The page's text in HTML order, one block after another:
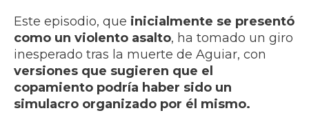
Este episodio, que inicialmente se presentó
como un violento asalto, ha tomado un giro
inesperado tras la muerte de Aguiar, con
versiones que sugieren que el
copamiento podría haber sido un
simulacro organizado por él mismo.